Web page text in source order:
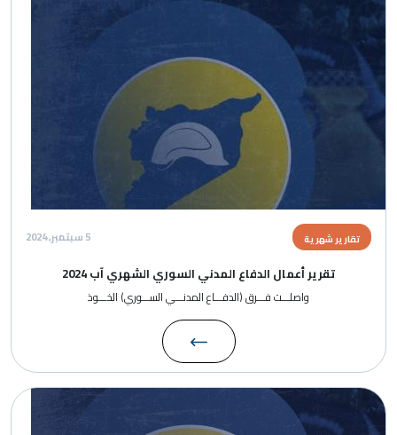
تقارير شهرية
تقرير أعمال الدفاع المدني السوري الشهري آب 2024
واصلـــت فـــرق (الدفـــاع المدنـــي الســـوري) الخـــوذ
الصورة